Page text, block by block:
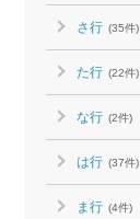
さ行 (35件)
た行 (22件)
な行 (2件)
は行 (37件)
ま行 (4件)